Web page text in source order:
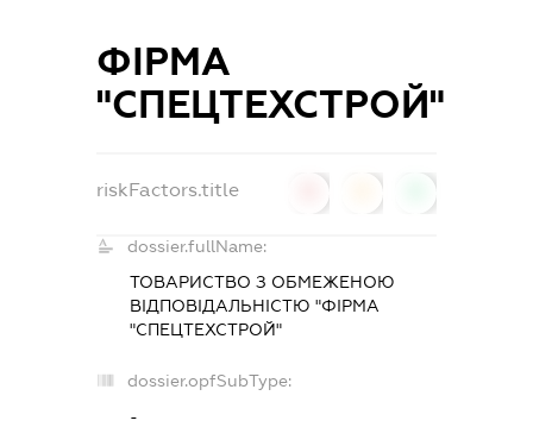
ФІРМА
"СПЕЦТЕХСТРОЙ"
riskFactors.title
dossier.fullName:
ТОВАРИСТВО З ОБМЕЖЕНОЮ
ВІДПОВІДАЛЬНІСТЮ "ФІРМА
"СПЕЦТЕХСТРОЙ"
dossier.opfSubType:
-